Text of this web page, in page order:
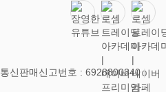
통신판매신고번호 : 6928800340